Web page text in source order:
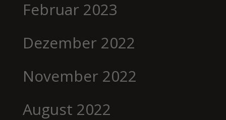
Februar 2023
Dezember 2022
November 2022
August 2022